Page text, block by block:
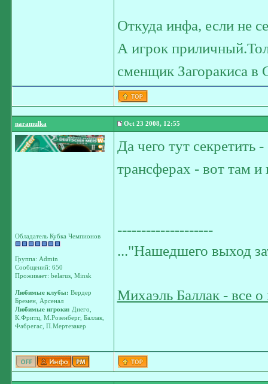
Откуда инфа, если не
А игрок
сменщик Загоракиса в
naramulka Oct 23 2008, 12:55
Обладатель Кубка Чемпионов
Группа: Admin
Сообщений: 650
Проживает: belarus, Minsk
Любимые клубы: Вердер
Бремен, Арсенал
Любимые игроки: Диего,
К.Фритц, М.Розенберг, Баллак,
Фабрегас, П.Мертезакер
Да чего тут
трансферах - вот там
--------------------
..."Нашедшего выход
Михаэль Баллак - все о